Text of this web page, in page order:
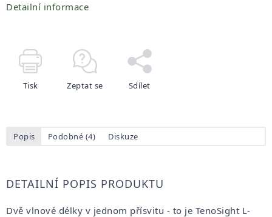
Detailní informace
Tisk Zeptat se Sdílet
Popis Podobné (4) Diskuze
DETAILNÍ POPIS PRODUKTU
Dvě vlnové délky v jednom přísvitu - to je TenoSight L-